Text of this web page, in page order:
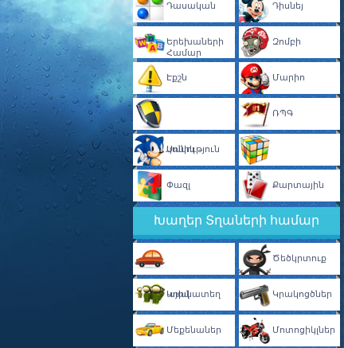
Դասական Դիսնեյ
Երեխաների
Համար
Զոմբի
Էքշն Մարիո
Պաշտպանություն
ՌՊԳ
Սոնիկ
Տրամաբանական
Փազլ Քարտային
Խաղեր Տղաների համար
Ավտոկայանատեղ
Ծեծկրտուք
Կռիվ Կրակոցծներ
Մեքենաներ Մոտոցիկլներ